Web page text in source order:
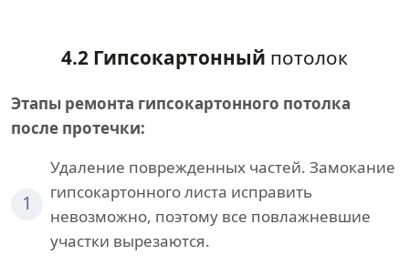
4.2 Гипсокартонный потолок
Этапы ремонта гипсокартонного потолка
после протечки:
1
Удаление поврежденных частей. Замокание
гипсокартонного листа исправить
невозможно, поэтому все повлажневшие
участки вырезаются.